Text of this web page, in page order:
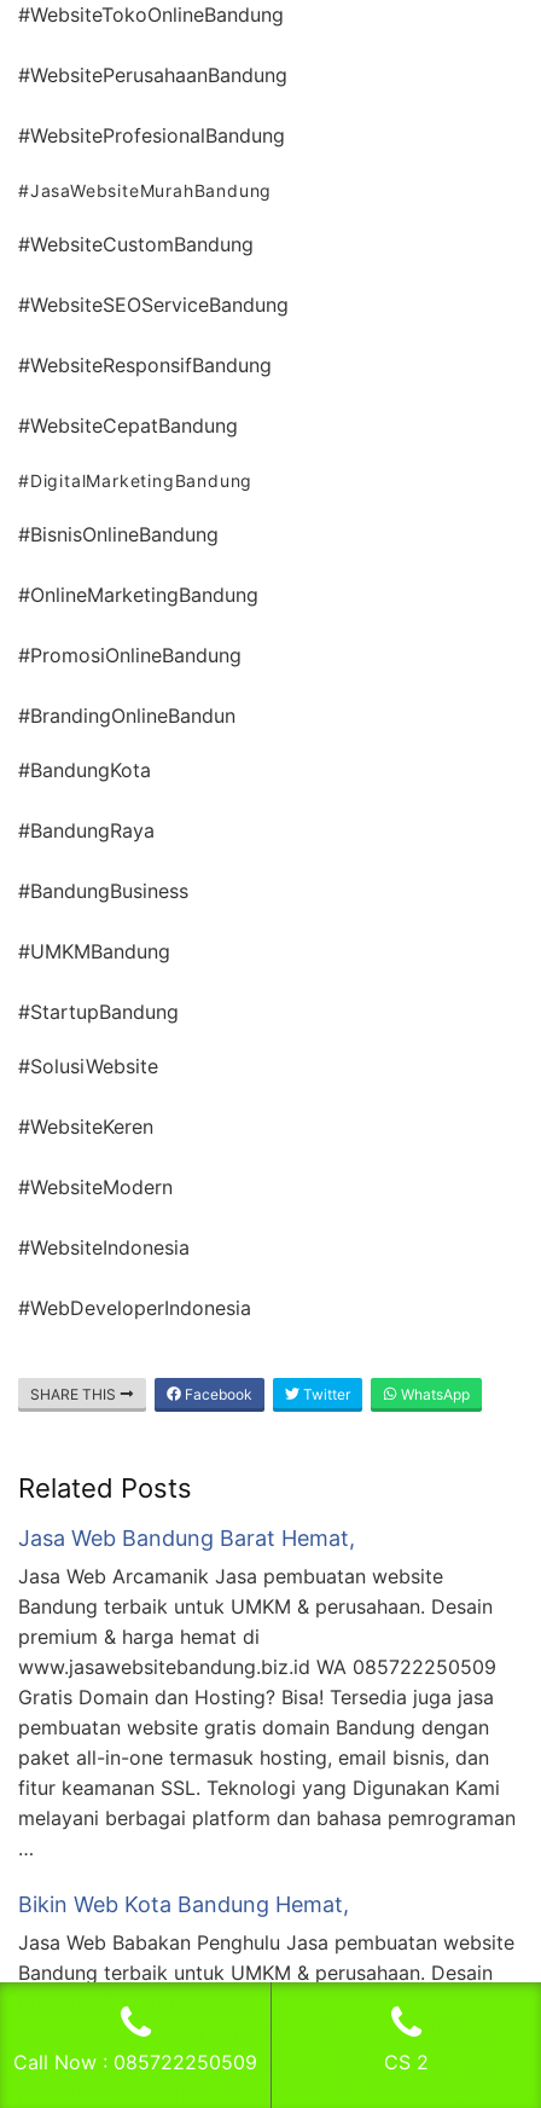
#WebsiteTokoOnlineBandung
#WebsitePerusahaanBandung
#WebsiteProfesionalBandung
#JasaWebsiteMurahBandung
#WebsiteCustomBandung
#WebsiteSEOServiceBandung
#WebsiteResponsifBandung
#WebsiteCepatBandung
#DigitalMarketingBandung
#BisnisOnlineBandung
#OnlineMarketingBandung
#PromosiOnlineBandung
#BrandingOnlineBandun
#BandungKota
#BandungRaya
#BandungBusiness
#UMKMBandung
#StartupBandung
#SolusiWebsite
#WebsiteKeren
#WebsiteModern
#WebsiteIndonesia
#WebDeveloperIndonesia
SHARE THIS Facebook Twitter WhatsApp
Related Posts
Jasa Web Bandung Barat Hemat,
Jasa Web Arcamanik Jasa pembuatan website
Bandung terbaik untuk UMKM & perusahaan. Desain
premium & harga hemat di
www.jasawebsitebandung.biz.id WA 085722250509
Gratis Domain dan Hosting? Bisa! Tersedia juga jasa
pembuatan website gratis domain Bandung dengan
paket all-in-one termasuk hosting, email bisnis, dan
fitur keamanan SSL. Teknologi yang Digunakan Kami
melayani berbagai platform dan bahasa pemrograman
…
Bikin Web Kota Bandung Hemat,
Jasa Web Babakan Penghulu Jasa pembuatan website
Bandung terbaik untuk UMKM & perusahaan. Desain
premium & harga hemat di
www.jasawebsitebandung.biz.id WA 085722250509
Gratis Domain dan Hosting? Bisa! Tersedia juga jasa
Call Now : 085722250509 CS 2